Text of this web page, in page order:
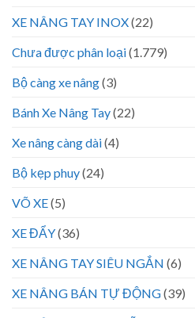
XE NÂNG TAY INOX(22)
Chưa được phân loại(1.779)
Bộ càng xe nâng(3)
Bánh Xe Nâng Tay(22)
Xe nâng càng dài(4)
Bộ kẹp phuy(24)
VÕ XE(5)
XE ĐẨY(36)
XE NÂNG TAY SIÊU NGẮN (6)
XE NÂNG BÁN TỰ ĐỘNG(39)